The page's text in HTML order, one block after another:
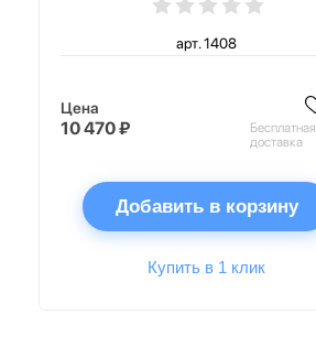
арт. 1408
Цена
10 470 ₽
Бесплатная
доставка
Добавить в корзину
Купить в 1 клик